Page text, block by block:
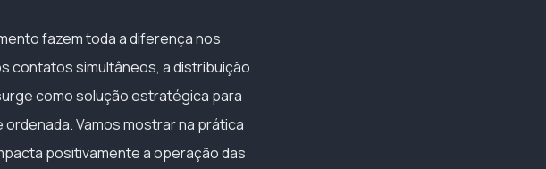
fazem toda a diferença nos
contatos simultâneos, a distribuição
como solução estratégica para
Vamos mostrar na prática
positivamente a operação das